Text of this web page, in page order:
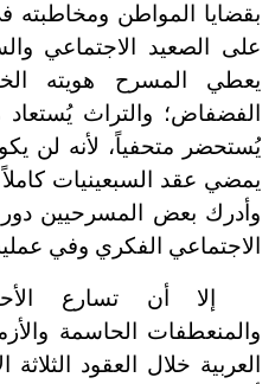
بقضايا المواطن
على الصعيد الاجتماعي
يعطي المسرح هويته
الفضفاض؛ والتراث
يُستحضر متحفياً، لأنه لن
يمضي عقد السبعينيات
وأدرك بعض المسرحيين
الاجتماعي الفكري وفي
إلا أن تسارع
والمنعطفات الحاسمة
العربية خلال العقود